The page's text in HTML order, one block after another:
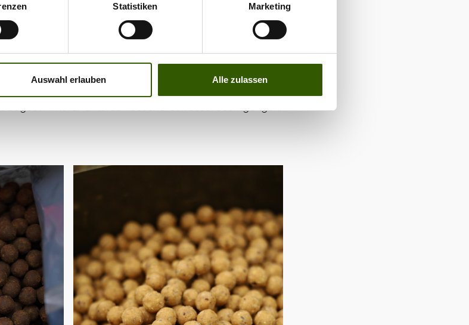
Statistiken Marketing
Auswahl erlauben Alle zulassen
Verfahren wird der Köder während der Produktion
zerlegt, wodurch er für Karpfen deutlich leichter
Besonders im kalten Wasser spielt dieser Köder seine
abgestimmt für unterschiedliche Gewässerbedingungen.